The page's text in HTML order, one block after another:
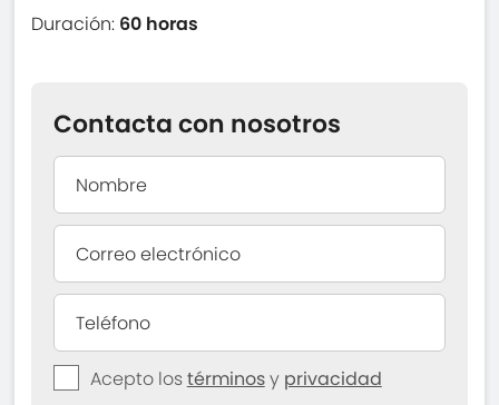
Duración: 60 horas
Contacta con nosotros
Acepto lostérminosy privacidad